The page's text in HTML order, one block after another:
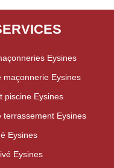
Eysines
maçonnerie Eysines
piscine Eysines
terrassement Eysines
Eysines
Eysines